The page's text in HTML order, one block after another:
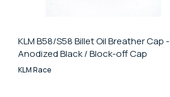
KLM B58/S58 Billet Oil Breather Cap -
Anodized Black / Block-off Cap
KLM Race